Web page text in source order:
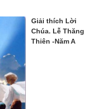
Giải thích Lời
Chúa. Lễ Thăng
Thiên -Năm A